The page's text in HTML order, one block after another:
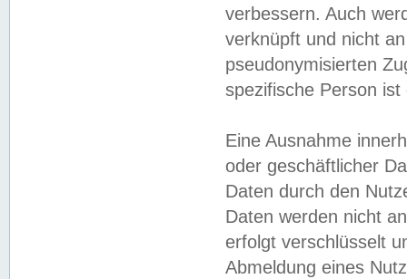
verbessern. Auch
verknüpft und nicht
pseudonymisierten
spezifische Person
Eine Ausnahme
oder geschäftlicher
Daten durch den
Daten werden nicht
erfolgt verschlüsselt
Abmeldung eines